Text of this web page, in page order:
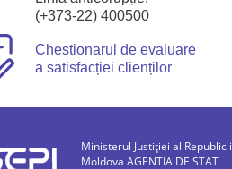
(+373-22) 400500
Chestionarul de evaluare
a satisfacției clienților
Ministerul Justiției al Republicii
Moldova AGENTIA DE STAT